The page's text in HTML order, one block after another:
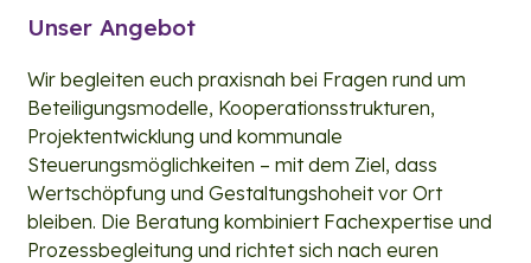
Unser Angebot
Wir begleiten euch praxisnah bei Fragen rund um
Beteiligungsmodelle, Kooperationsstrukturen,
Projektentwicklung und kommunale
Steuerungsmöglichkeiten – mit dem Ziel, dass
Wertschöpfung und Gestaltungshoheit vor Ort
bleiben. Die Beratung kombiniert Fachexpertise und
Prozessbegleitung und richtet sich nach euren